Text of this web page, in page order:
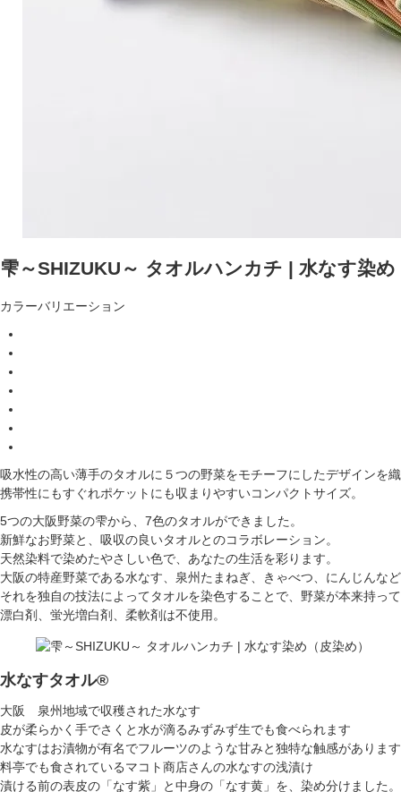
雫～SHIZUKU～ タオルハンカチ | 水なす染
カラーバリエーション
吸水性の高い薄手のタオルに５つの野菜をモチーフにしたデザインを
携帯性にもすぐれポケットにも収まりやすいコンパクトサイズ。
5つの大阪野菜の雫から、7色のタオルができました。
新鮮なお野菜と、吸収の良いタオルとのコラボレーション。
天然染料で染めたやさしい色で、あなたの生活を彩ります。
大阪の特産野菜である水なす、泉州たまねぎ、きゃべつ、にんじんな
それを独自の技法によってタオルを染色することで、野菜が本来持っ
漂白剤、蛍光増白剤、柔軟剤は不使用。
水なすタオル®
大阪 泉州地域で収穫された水なす
皮が柔らかく手でさくと水が滴るみずみず生でも食べられます
水なすはお漬物が有名でフルーツのような甘みと独特な触感があります
料亭でも食されているマコト商店さんの水なすの浅漬け
漬ける前の表皮の「なす紫」と中身の「なす黄」を、染め分けました。